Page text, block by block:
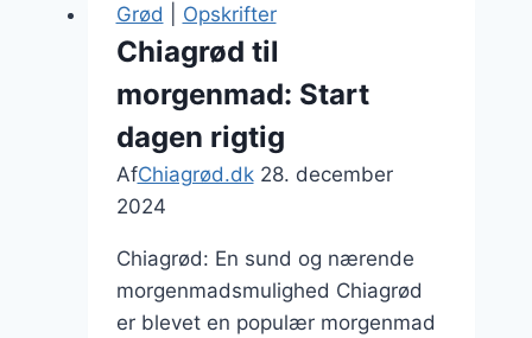
sunde
ingredienser
Grød Opskrifter
Chiagrød til
morgenmad: Start
dagen rigtig
AfChiagrød.dk 28. december
2024
Chiagrød: En sund og nærende
morgenmadsmulighed Chiagrød
er blevet en populær morgenmad